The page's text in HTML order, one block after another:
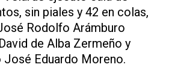
sin piales y 42 en colas,
Rodolfo Arámburo
de Alba Zermeño y
Eduardo Moreno.